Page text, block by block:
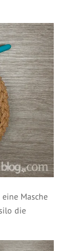
Masche
die